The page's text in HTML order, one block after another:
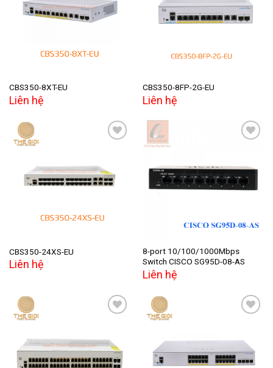
Add to
wishlist
CBS350-8XT-EU
Liên hệ
Add to
wishlist
CBS350-8FP-2G-EU
Liên hệ
Add to
wishlist
CBS350-24XS-EU
Liên hệ
Add to
wishlist
8-port 10/100/1000Mbps
Switch CISCO SG95D-08-AS
Liên hệ
Add to
wishlist
Add to
wishlist